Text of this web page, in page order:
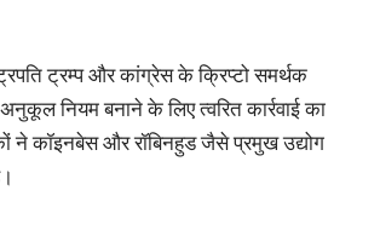
ट्रम्प और कांग्रेस के क्रिप्टो समर्थक
नियम बनाने के लिए त्वरित कार्रवाई का
ने कॉइनबेस और रॉबिनहुड जैसे प्रमुख उद्योग